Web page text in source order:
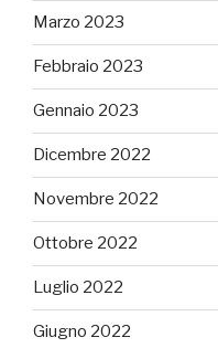
Marzo 2023
Febbraio 2023
Gennaio 2023
Dicembre 2022
Novembre 2022
Ottobre 2022
Luglio 2022
Giugno 2022